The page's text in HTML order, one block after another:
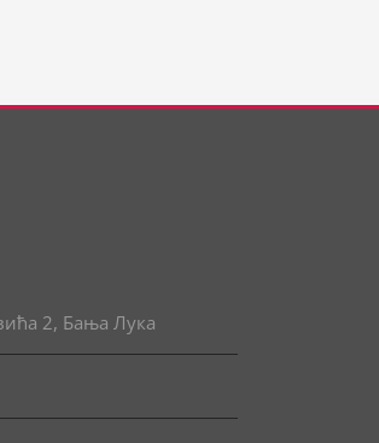
2, Бања Лука